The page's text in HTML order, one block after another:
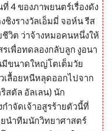
4 ของภาพยนตร์เรื่องดัง
งรางวัลเอ็มมี่ จอห์น รีส
ชีวิต ว่าจ้างหมอคนหนึ่งให้
เพื่อทดลองกลับลูก งูอนา
มีขนาดใหญ่โตเต็มวัย
เลื้อยหนีหลุดออกไปจาก
สตัล อัลเลน) นัก
ำจัดเจ้าอสูรร้ายตัวนี้ที่
นำทีมนักวิทยาศาสตร์